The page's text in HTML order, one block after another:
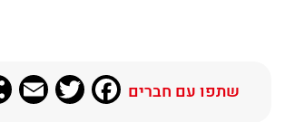
שתפו עם חברים